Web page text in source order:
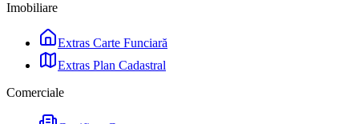
Imobiliare
Extras Carte Funciară
Extras Plan Cadastral
Comerciale